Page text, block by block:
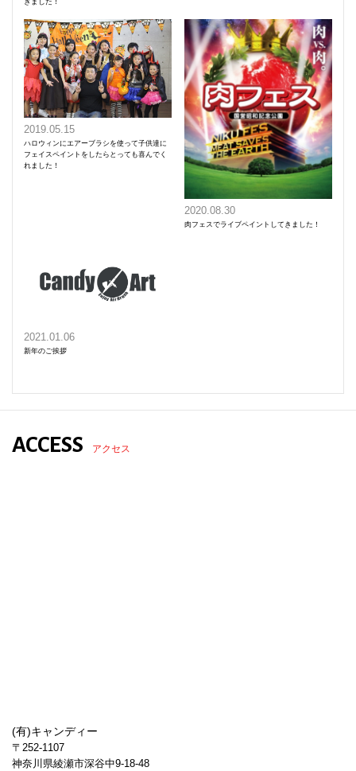
2019.05.15
ハロウィンにエアーブラシを使って子供達に
フェイスペイントをしたらとっても喜んでく
れました！
2020.08.30
肉フェスでライブペイントしてきました！
2021.01.06
新年のご挨拶
ACCESS アクセス
(有)キャンディー
〒252-1107
神奈川県綾瀬市深谷中9-18-48